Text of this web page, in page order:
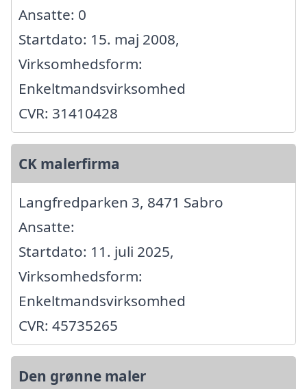
Ansatte: 0
Startdato: 15. maj 2008,
Virksomhedsform:
Enkeltmandsvirksomhed
CVR: 31410428
CK malerfirma
Langfredparken 3, 8471 Sabro
Ansatte:
Startdato: 11. juli 2025,
Virksomhedsform:
Enkeltmandsvirksomhed
CVR: 45735265
Den grønne maler